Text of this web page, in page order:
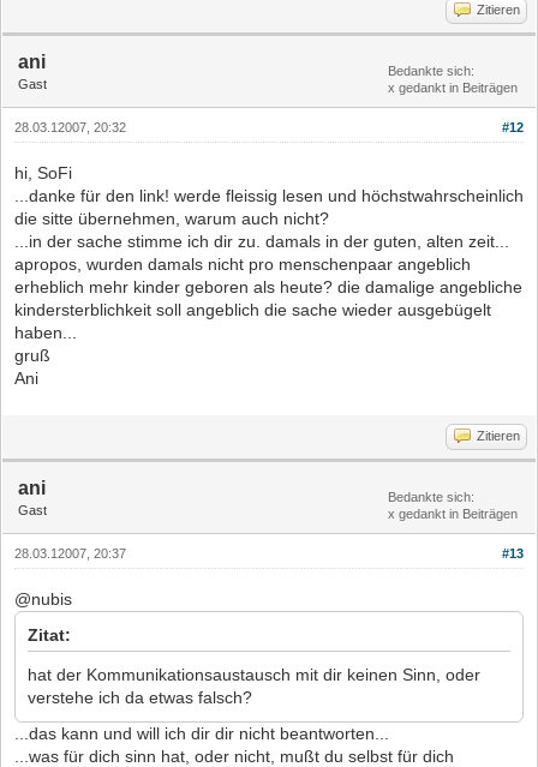
Zitieren
ani
Gast
Bedankte sich:
x gedankt in Beiträgen
#12
28.03.12007, 20:32
hi, SoFi
...danke für den link! werde fleissig lesen und höchstwahrscheinlich
die sitte übernehmen, warum auch nicht?
...in der sache stimme ich dir zu. damals in der guten, alten zeit...
apropos, wurden damals nicht pro menschenpaar angeblich
erheblich mehr kinder geboren als heute? die damalige angebliche
kindersterblichkeit soll angeblich die sache wieder ausgebügelt
haben...
gruß
Ani
Zitieren
ani
Gast
Bedankte sich:
x gedankt in Beiträgen
#13
28.03.12007, 20:37
@nubis
Zitat:
hat der Kommunikationsaustausch mit dir keinen Sinn, oder
verstehe ich da etwas falsch?
...das kann und will ich dir dir nicht beantworten...
...was für dich sinn hat, oder nicht, mußt du selbst für dich